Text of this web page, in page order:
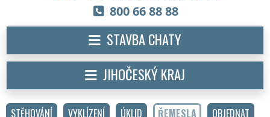
STĚHOVÁNÍ VYKLÍZENÍ ÚKLID ŘEMESLA
OBJEDNAT
800 66 88 88
STAVBA CHATY
JIHOČESKÝ KRAJ